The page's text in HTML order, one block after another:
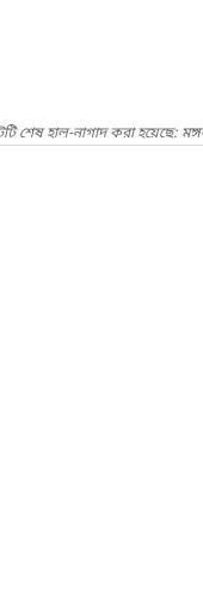
শেষ হাল-নাগাদ করা হয়েছে: